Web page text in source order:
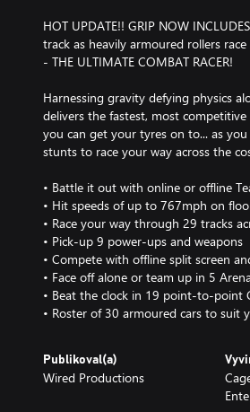
HOT UPDATE!! GRIP NOW
track as heavily armoured rollers
- THE ULTIMATE COMBAT RACER!
Harnessing gravity defying physics
delivers the fastest, most competitive
you can get your tyres on to... as
stunts to race your way across the
• Battle it out with online or offline
• Hit speeds of up to 767mph on
• Race your way through 29 tracks
• Pick-up 9 power-ups and weapons
• Compete with offline split screen
• Face off alone or team up in 5
• Beat the clock in 19 point-to-point
• Roster of 30 armoured cars to suit
Publikoval(a)
Wired Productions